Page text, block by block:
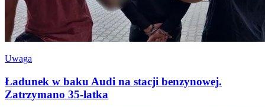
Uwaga
Ładunek w baku Audi na stacji benzynowej.
Zatrzymano 35-latka